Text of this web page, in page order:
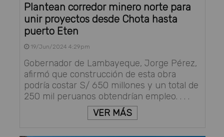
Plantean corredor minero norte para
unir proyectos desde Chota hasta
puerto Eten
19/Jun/2024 4:29pm
Gobernador de Lambayeque, Jorge Pérez,
afirmó que construcción de esta obra
podría costar S/ 650 millones y un total de
250 mil peruanos obtendrían empleo. . . .
VER MÁS